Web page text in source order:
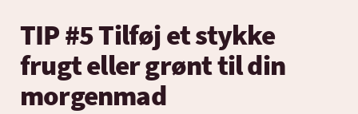
TIP #5 Tilføj et stykke
frugt eller grønt til din
morgenmad